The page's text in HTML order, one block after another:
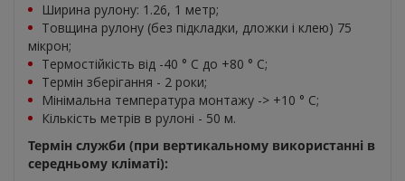
Ширина рулону: 1.26, 1 метр;
Товщина рулону (без підкладки, дложки і клею) 75
мікрон;
Термостійкість від -40 ° C до +80 ° С;
Термін зберігання - 2 роки;
Мінімальна температура монтажу -> +10 ° С;
Кількість метрів в рулоні - 50 м.
Термін служби (при вертикальному використанні в
середньому кліматі):